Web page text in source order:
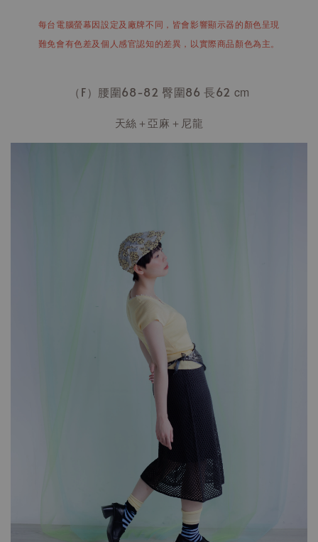
每台電腦螢幕因設定及廠牌不同，皆會影響顯示器的顏色呈現
難免會有色差及個人感官認知的差異，以實際商品顏色為主。
（F）腰圍68-82 臀圍86 長62 cm
天絲＋亞麻＋尼龍